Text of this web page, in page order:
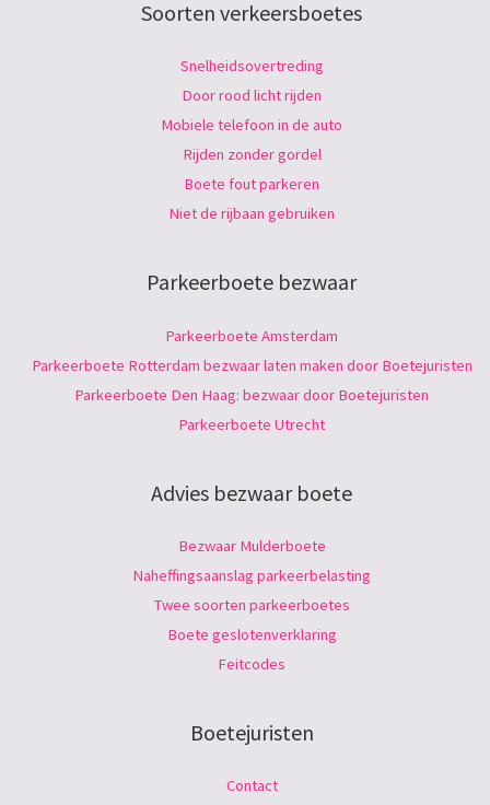
Soorten verkeersboetes
Snelheidsovertreding
Door rood licht rijden
Mobiele telefoon in de auto
Rijden zonder gordel
Boete fout parkeren
Niet de rijbaan gebruiken
Parkeerboete bezwaar
Parkeerboete Amsterdam
Parkeerboete Rotterdam bezwaar laten maken door Boetejuristen
Parkeerboete Den Haag: bezwaar door Boetejuristen
Parkeerboete Utrecht
Advies bezwaar boete
Bezwaar Mulderboete
Naheffingsaanslag parkeerbelasting
Twee soorten parkeerboetes
Boete geslotenverklaring
Feitcodes
Boetejuristen
Contact